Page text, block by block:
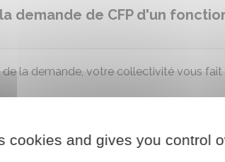
demande de CFP d'un
la demande, votre collectivité vous fait
cookies and gives you control